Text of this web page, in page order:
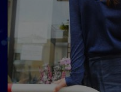
” w stopce serwisu i
także za pomocą ustawień
i Agora S.A. możemy
geolokalizacyjnych. Aktywne
na urządzeniu lub dostęp do
usług.Lista Zaufanych